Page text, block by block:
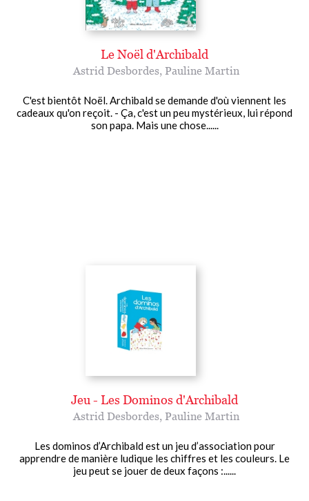
Le Noël d'Archibald
Astrid Desbordes, Pauline Martin
C'est bientôt Noël. Archibald se demande d'où viennent les
cadeaux qu'on reçoit. - Ça, c'est un peu mystérieux, lui répond
son papa. Mais une chose......
Jeu - Les Dominos d'Archibald
Astrid Desbordes, Pauline Martin
Les dominos d’Archibald est un jeu d’association pour
apprendre de manière ludique les chiffres et les couleurs. Le
jeu peut se jouer de deux façons :......